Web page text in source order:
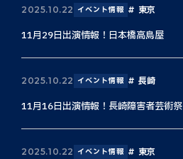
2025.10.22 イベント情報 東京
11月29日出演情報！日本橋高島屋
2025.10.22 イベント情報 長崎
11月16日出演情報！長崎障害者芸術祭
2025.10.22 イベント情報 東京